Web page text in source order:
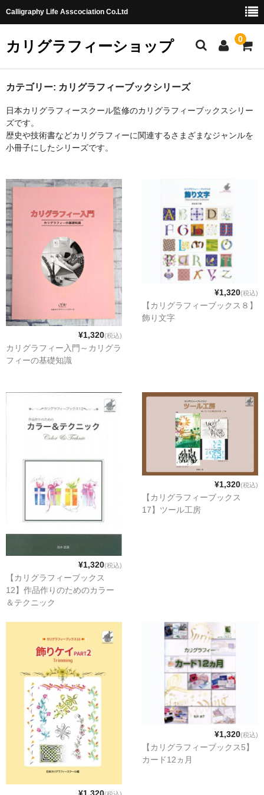
Calligraphy Life Asscociation Co.Ltd
カリグラフィーショップ 0
ホーム
カート
ショッピングガイド
カテゴリー: カリグラフィーブックシリーズ
日本カリグラフィースクール監修のカリグラフィーブックスシリー
ズです。
歴史や技術書などカリグラフィーに関連するさまざまなジャンルを
小冊子にしたシリーズです。
¥1,320(税込)
カリグラフィー入門～カリグラ
フィーの基礎知識
¥1,320(税込)
【カリグラフィーブックス８】
飾り文字
¥1,320(税込)
【カリグラフィーブックス
12】作品作りのためのカラー
＆テクニック
¥1,320(税込)
【カリグラフィーブックス
17】ツール工房
¥1,320(税込)
【カリグラフィーブックス5】
カード12ヵ月